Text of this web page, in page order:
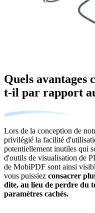
Quels avantages
t-il par rapport
Lors de la conception de
privilégié la facilité
potentiellement inutiles qui
d'outils de visualisation de
de MobiPDF sont ainsi
vous puissiez consacrer
dite, au lieu de perdre du
paramètres cachés.